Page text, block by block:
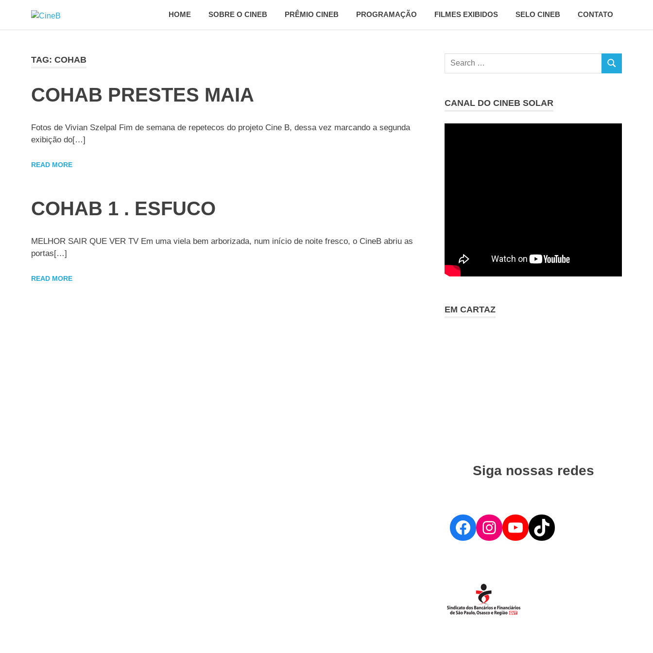
content
do
cinema
brasileiro
HOME SOBRE O CINEB PRÊMIO CINEB PROGRAMAÇÃO FILMES EXIBIDOS SELO CINEB CONTATO
TAG: COHAB
COHAB PRESTES MAIA
Fotos de Vivian Szelpal Fim de semana de repetecos do projeto Cine B, dessa vez marcando a segunda
exibição do[…]
READ MORE
COHAB 1 . ESFUCO
MELHOR SAIR QUE VER TV Em uma viela bem arborizada, num início de noite fresco, o CineB abriu as
portas[…]
READ MORE
Search
SEARCH
CANAL DO CINEB SOLAR
EM CARTAZ
Siga nossas redes
Facebook
Instagram
YouTube
TikTok